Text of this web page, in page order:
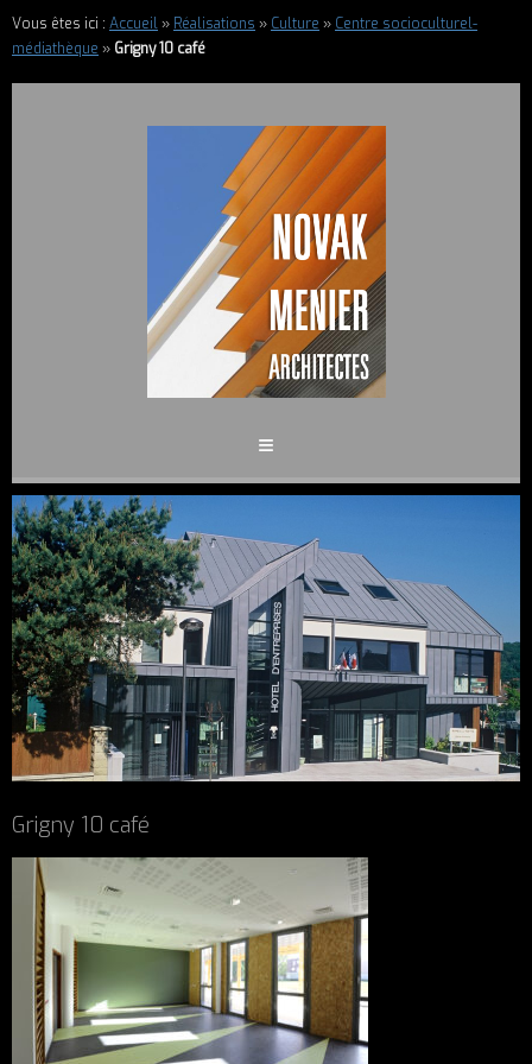
Vous êtes ici : Accueil» Réalisations » Culture » Centre socioculturel-
médiathèque » Grigny 10 café
Grigny 10 café